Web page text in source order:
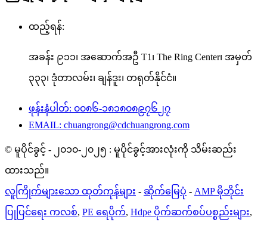
ထည့်ရန်:
အခန်း ၉၁၁၊ အဆောက်အဦ T1၊ The Ring Center၊ အမှတ်
၃၃၃၊ ဒုံတာလမ်း၊ ချန်ဒူး၊ တရုတ်နိုင်ငံ။
ဖုန်းနံပါတ်: ၀၀၈၆-၁၈၁၈၀၈၉၇၆၂၇
EMAIL: chuangrong@cdchuangrong.com
© မူပိုင်ခွင့် - ၂၀၁၀-၂၀၂၅ : မူပိုင်ခွင့်အားလုံးကို သိမ်းဆည်း
ထားသည်။
လူကြိုက်များသော ထုတ်ကုန်များ - ဆိုက်မြေပုံ - AMP မိုဘိုင်း
ပြုပြင်ရေး ကလစ်, PE ရေပိုက်, Hdpe ပိုက်ဆက်စပ်ပစ္စည်းများ,